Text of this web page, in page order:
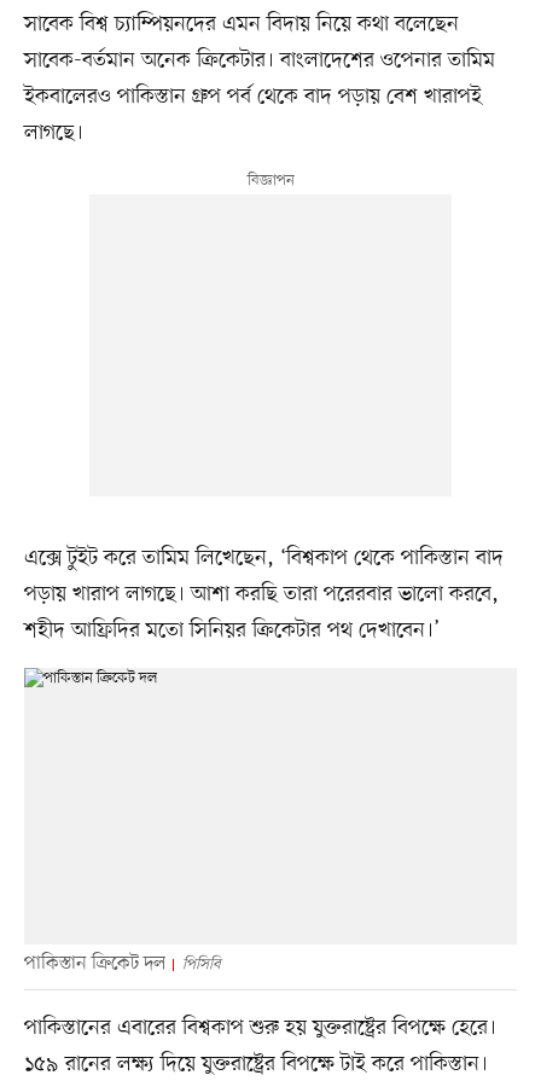
সাবেক বিশ্ব চ্যাম্পিয়নদের এমন বিদায় নিয়ে কথা বলেছেন
সাবেক-বর্তমান অনেক ক্রিকেটার। বাংলাদেশের ওপেনার তামিম
ইকবালেরও পাকিস্তান গ্রুপ পর্ব থেকে বাদ পড়ায় বেশ খারাপই
লাগছে।
এক্সে টুইট করে তামিম লিখেছেন, ‘বিশ্বকাপ থেকে পাকিস্তান বাদ
পড়ায় খারাপ লাগছে। আশা করছি তারা পরেরবার ভালো করবে,
শহীদ আফ্রিদির মতো সিনিয়র ক্রিকেটার পথ দেখাবেন।’
পাকিস্তান ক্রিকেট দল পিসিবি
পাকিস্তানের এবারের বিশ্বকাপ শুরু হয় যুক্তরাষ্ট্রের বিপক্ষে হেরে।
১৫৯ রানের লক্ষ্য দিয়ে যুক্তরাষ্ট্রের বিপক্ষে টাই করে পাকিস্তান।